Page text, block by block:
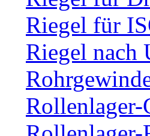
Riegel für
Riegel nach
Rollenlager-